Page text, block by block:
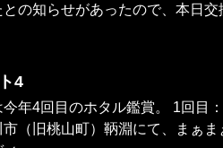
の知らせがあったので、本日
4
年4回目のホタル鑑賞。 1回目
市（旧桃山町）鞆淵にて、まぁ